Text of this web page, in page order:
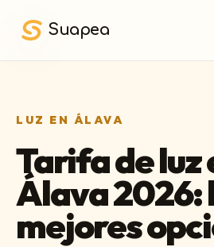
Suapea
LUZ EN ÁLAVA
Tarifa de luz
Álava 2026:
mejores